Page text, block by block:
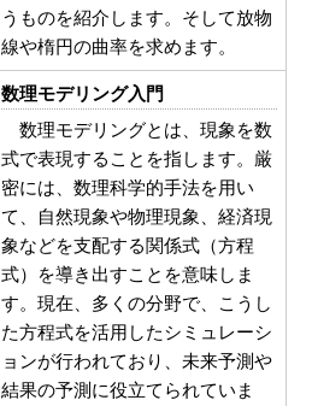
うものを紹介します。そして放物
線や楕円の曲率を求めます。
数理モデリング入門
数理モデリングとは、現象を数
式で表現することを指します。厳
密には、数理科学的手法を用い
て、自然現象や物理現象、経済現
象などを支配する関係式（方程
式）を導き出すことを意味しま
す。現在、多くの分野で、こうし
た方程式を活用したシミュレーシ
ョンが行われており、未来予測や
結果の予測に役立てられていま